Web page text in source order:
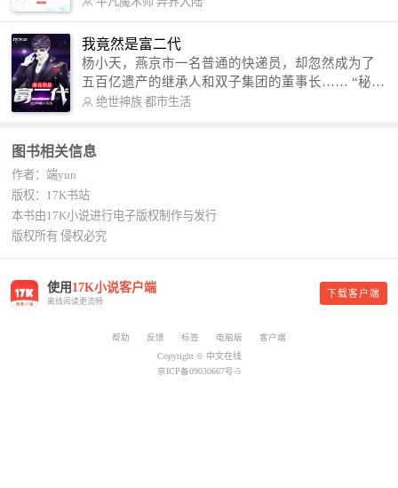
勾搭各色美女，镇压恶鬼邪神。 江湖传闻：龙
尘一到，地吼天啸。龙尘一出，鬼泣神哭。 本
故事纯属虚构，如有雷同，那就是真事儿，想要对
号入座，抓紧时间进群：487963015 微信公众号：
平凡魔术师,或者搜索：pingfanmoshushi1982,公众
我竟然是富二代
杨小天，燕京市一名普通的快递员，却忽然成为了
五百亿遗产的继承人和双子集团的董事长…… “秘
书，给我定制一套百亿富翁的吃喝住行标准！” “好
呢？” “回杨总，开车太堵，已经给你安排了直升
敢想的，没有秘书办不到的。
绝世神族 都市生活
图书相关信息
作者：端yun
版权：17K书站
本书由17K小说进行电子版权制作与发行
版权所有 侵权必究
使用 17K小说客户端
离线阅读更流畅
下载客户端
帮助 反馈 标签 电脑版
客户端
Copyright © 中文在线
京ICP备09030667号-5